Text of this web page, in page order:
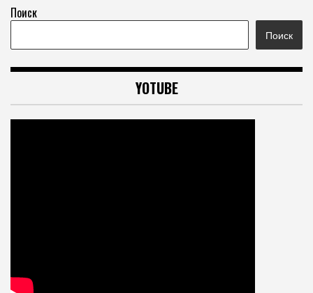
Поиск
Поиск
YOTUBE